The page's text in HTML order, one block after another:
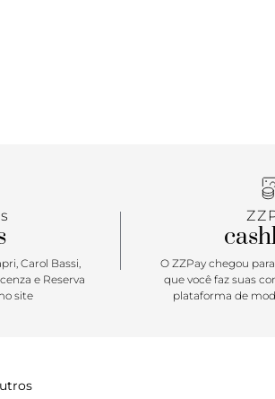
para o tênis. De amarrar, com
de tag marrom lateral Anacapri.
comfy, o tênis Sofi vem para a
Verão’26 Anacapri com um shape mais
novo solado flatform estruturado e
com design de recortes - ele é
perfeito para protagonizar o visual. ;)
Carol Bassi,
e Reserva
site
O ZZPay chegou
que você faz suas
plataforma de